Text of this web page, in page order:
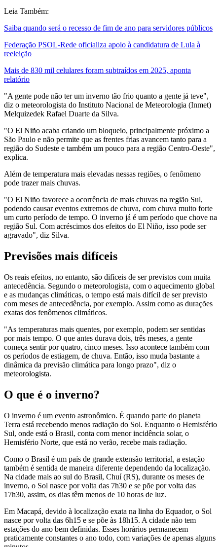
Leia Também:
Saiba quando será o recesso de fim de ano para servidores públicos
Federação PSOL-Rede oficializa apoio à candidatura de Lula à
reeleição
Mais de 830 mil celulares foram subtraídos em 2025, aponta
relatório
"A gente pode não ter um inverno tão frio quanto a gente já teve",
diz o meteorologista do Instituto Nacional de Meteorologia (Inmet)
Melquizedek Rafael Duarte da Silva.
"O El Niño acaba criando um bloqueio, principalmente próximo a
São Paulo e não permite que as frentes frias avancem tanto para a
região do Sudeste e também um pouco para a região Centro-Oeste",
explica.
Além de temperatura mais elevadas nessas regiões, o fenômeno
pode trazer mais chuvas.
"O El Niño favorece a ocorrência de mais chuvas na região Sul,
podendo causar eventos extremos de chuva, com chuva muito forte
um curto período de tempo. O inverno já é um período que chove na
região Sul. Com acréscimos dos efeitos do El Niño, isso pode ser
agravado", diz Silva.
Previsões mais difíceis
Os reais efeitos, no entanto, são difíceis de ser previstos com muita
antecedência. Segundo o meteorologista, com o aquecimento global
e as mudanças climáticas, o tempo está mais difícil de ser previsto
com meses de antecedência, por exemplo. Assim como as durações
exatas dos fenômenos climáticos.
"As temperaturas mais quentes, por exemplo, podem ser sentidas
por mais tempo. O que antes durava dois, três meses, a gente
começa sentir por quatro, cinco meses. Isso acontece também com
os períodos de estiagem, de chuva. Então, isso muda bastante a
dinâmica da previsão climática para longo prazo", diz o
meteorologista.
O que é o inverno?
O inverno é um evento astronômico. É quando parte do planeta
Terra está recebendo menos radiação do Sol. Enquanto o Hemisfério
Sul, onde está o Brasil, conta com menor incidência solar, o
Hemisfério Norte, que está no verão, recebe mais radiação.
Como o Brasil é um país de grande extensão territorial, a estação
também é sentida de maneira diferente dependendo da localização.
Na cidade mais ao sul do Brasil, Chuí (RS), durante os meses de
inverno, o Sol nasce por volta das 7h30 e se põe por volta das
17h30, assim, os dias têm menos de 10 horas de luz.
Em Macapá, devido à localização exata na linha do Equador, o Sol
nasce por volta das 6h15 e se põe às 18h15. A cidade não tem
estações do ano bem definidas. Esses horários permanecem
praticamente constantes o ano todo, com variações de apenas alguns